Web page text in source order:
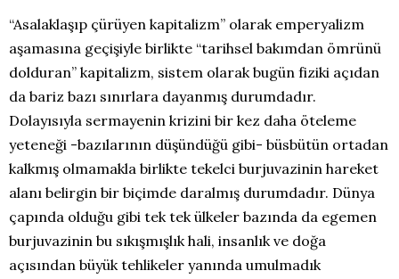
“Asalaklaşıp çürüyen kapitalizm” olarak emperyalizm
aşamasına geçişiyle birlikte “tarihsel bakımdan ömrünü
dolduran” kapitalizm, sistem olarak bugün fiziki açıdan
da bariz bazı sınırlara dayanmış durumdadır.
Dolayısıyla sermayenin krizini bir kez daha öteleme
yeteneği -bazılarının düşündüğü gibi- büsbütün ortadan
kalkmış olmamakla birlikte tekelci burjuvazinin hareket
alanı belirgin bir biçimde daralmış durumdadır. Dünya
çapında olduğu gibi tek tek ülkeler bazında da egemen
burjuvazinin bu sıkışmışlık hali, insanlık ve doğa
açısından büyük tehlikeler yanında umulmadık